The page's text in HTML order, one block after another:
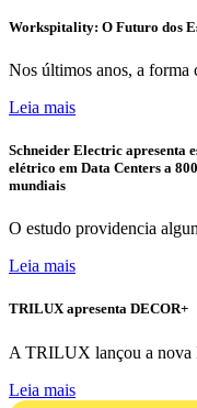
Workspitality: O Futuro dos
Nos últimos anos, a forma
Leia mais
Schneider Electric apresenta
elétrico em Data Centers a
mundiais
O estudo providencia
Leia mais
TRILUX apresenta DECOR+
A TRILUX lançou a nova
Leia mais